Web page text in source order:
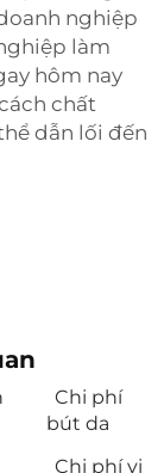
nghiệp
làm
hôm nay
chất
dẫn lối đến
Chi phí
bút da
Chi phí vi